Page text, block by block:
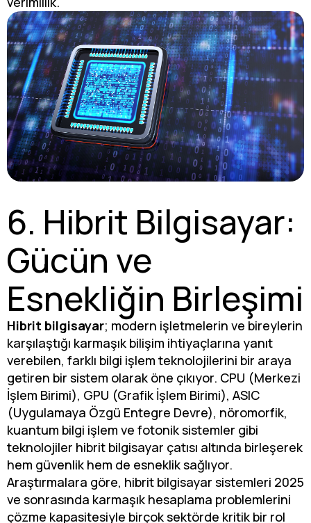
6. Hibrit Bilgisayar:
Gücün ve
Esnekliğin Birleşimi
Hibrit bilgisayar; modern işletmelerin ve bireylerin
karşılaştığı karmaşık bilişim ihtiyaçlarına yanıt
verebilen, farklı bilgi işlem teknolojilerini bir araya
getiren bir sistem olarak öne çıkıyor. CPU (Merkezi
İşlem Birimi), GPU (Grafik İşlem Birimi), ASIC
(Uygulamaya Özgü Entegre Devre), nöromorfik,
kuantum bilgi işlem ve fotonik sistemler gibi
teknolojiler hibrit bilgisayar çatısı altında birleşerek
hem güvenlik hem de esneklik sağlıyor.
Araştırmalara göre, hibrit bilgisayar sistemleri 2025
ve sonrasında karmaşık hesaplama problemlerini
çözme kapasitesiyle birçok sektörde kritik bir rol